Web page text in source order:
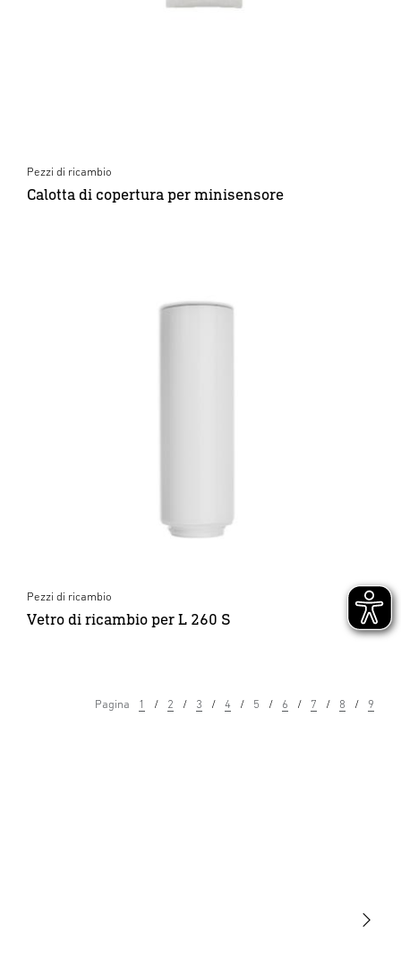
Pezzi di ricambio
Calotta di copertura per minisensore
Pezzi di ricambio
Vetro di ricambio per L 260 S
Pagina 1 2 3 4 5 6 7 8 9